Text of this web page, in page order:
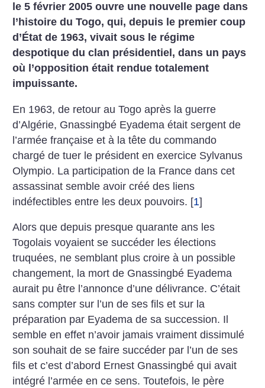
le 5 février 2005 ouvre une nouvelle page dans
l’histoire du Togo, qui, depuis le premier coup
d’État de 1963, vivait sous le régime
despotique du clan présidentiel, dans un pays
où l’opposition était rendue totalement
impuissante.
En 1963, de retour au Togo après la guerre
d’Algérie, Gnassingbé Eyadema était sergent de
l’armée française et à la tête du commando
chargé de tuer le président en exercice Sylvanus
Olympio. La participation de la France dans cet
assassinat semble avoir créé des liens
indéfectibles entre les deux pouvoirs. [1]
Alors que depuis presque quarante ans les
Togolais voyaient se succéder les élections
truquées, ne semblant plus croire à un possible
changement, la mort de Gnassingbé Eyadema
aurait pu être l’annonce d’une délivrance. C’était
sans compter sur l’un de ses fils et sur la
préparation par Eyadema de sa succession. Il
semble en effet n’avoir jamais vraiment dissimulé
son souhait de se faire succéder par l’un de ses
fils et c’est d’abord Ernest Gnassingbé qui avait
intégré l’armée en ce sens. Toutefois, le père